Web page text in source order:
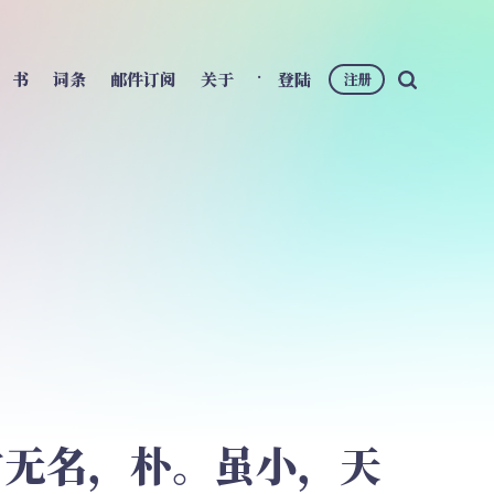
书 词条 邮件订阅 关于 登陆 注册
名，朴。虽小，天